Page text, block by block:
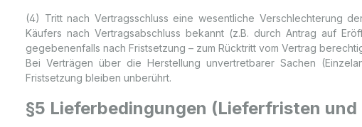
(4) Tritt nach Vertragsschluss eine wesentliche Verschlechterung
Käufers nach Vertragsabschluss bekannt (z.B. durch Antrag auf
gegebenenfalls nach Fristsetzung – zum Rücktritt vom Vertrag
Bei Verträgen über die Herstellung unvertretbarer Sachen
Fristsetzung bleiben unberührt.
§5 Lieferbedingungen (Lieferfristen